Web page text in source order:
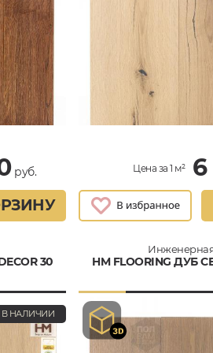
руб. Цена за 1 м²
30
В НАЛИЧИИ
HM FLOORING ДУБ